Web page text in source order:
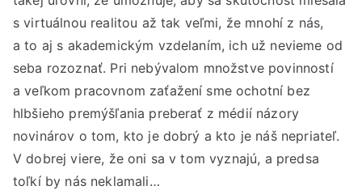
s virtuálnou realitou až tak veľmi, že mnohí z nás,
a to aj s akademickým vzdelaním, ich už nevieme od
seba rozoznať. Pri nebývalom množstve povinností
a veľkom pracovnom zaťažení sme ochotní bez
hlbšieho premýšľania preberať z médií názory
novinárov o tom, kto je dobrý a kto je náš nepriateľ.
V dobrej viere, že oni sa v tom vyznajú, a predsa
toľkí by nás neklamali…